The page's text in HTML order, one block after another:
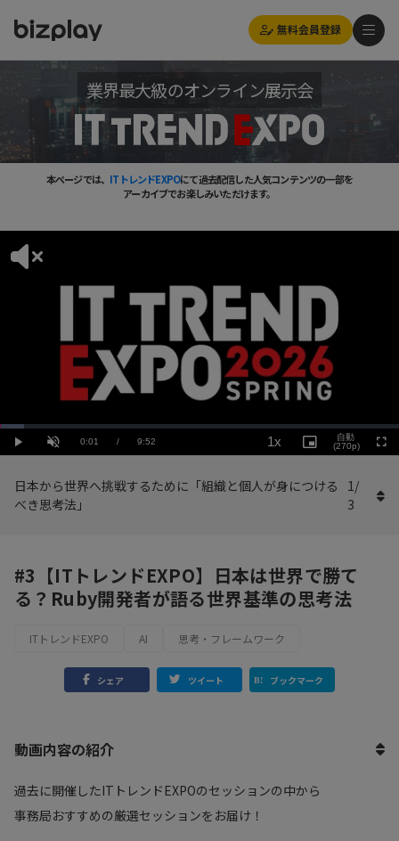
無料会員登録
業界最大級のオンライン展示会
本ページでは、 ITトレンドEXPOにて過去配信した人気コンテンツの一部を
アーカイブでお楽しみいただけます。
Play UnmuteCurrent
0:01 / Duration
9:52
Loaded:
6.09%
1x
Rate
Picture-
in-
自動
(270p)
日本から世界へ挑戦するために「組織と個人が身につける
べき思考法」
1/
3
#3【ITトレンドEXPO】日本は世界で勝て
る？Ruby開発者が語る世界基準の思考法
ITトレンドEXPO AI 思考・フレームワーク
シェア ツイート ブックマーク
動画内容の紹介
過去に開催したITトレンドEXPOのセッションの中から
事務局おすすめの厳選セッションをお届け！